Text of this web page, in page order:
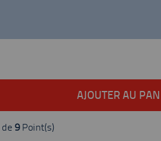
AJOUTER AU
9Point(s)